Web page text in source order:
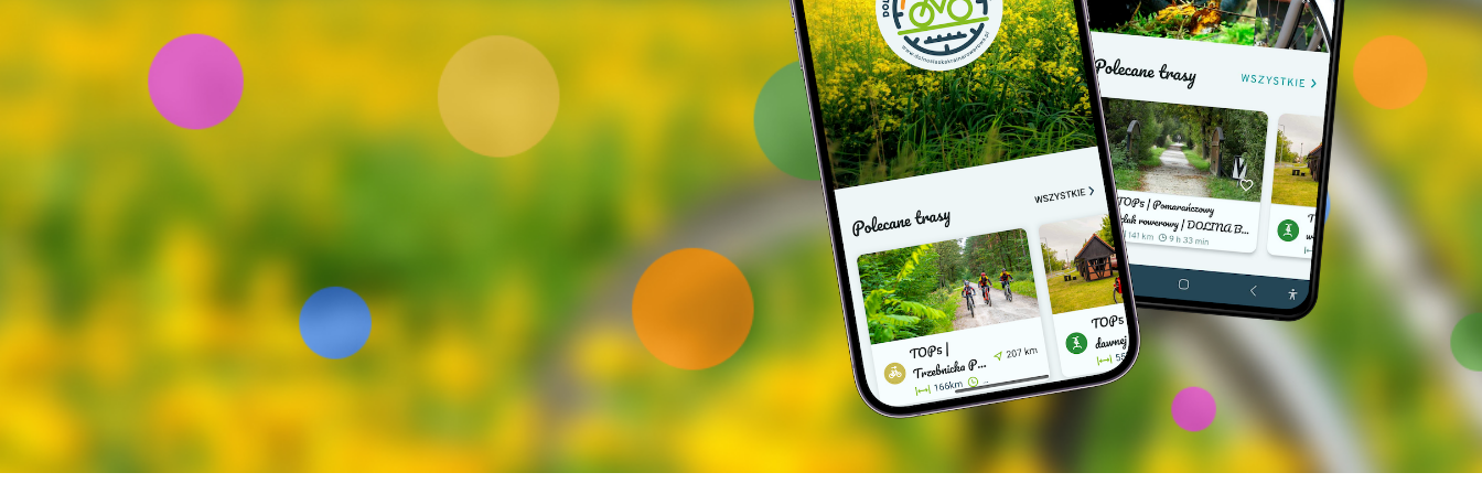
Uczestnicy są zobowiązani do zapoznania się z REGULAMINEM WYCIECZEK
Wszyscy zgłaszający się mają obowiązek przestrzegać zasad ruchu drogowego oraz dostosować
się do poleceń przewodnika.
Uczestnicy są zobowiązani do posiadania sprawnego roweru i kondycji umożliwiającej przejazd
grupowy w tempie min. 17 km/h.